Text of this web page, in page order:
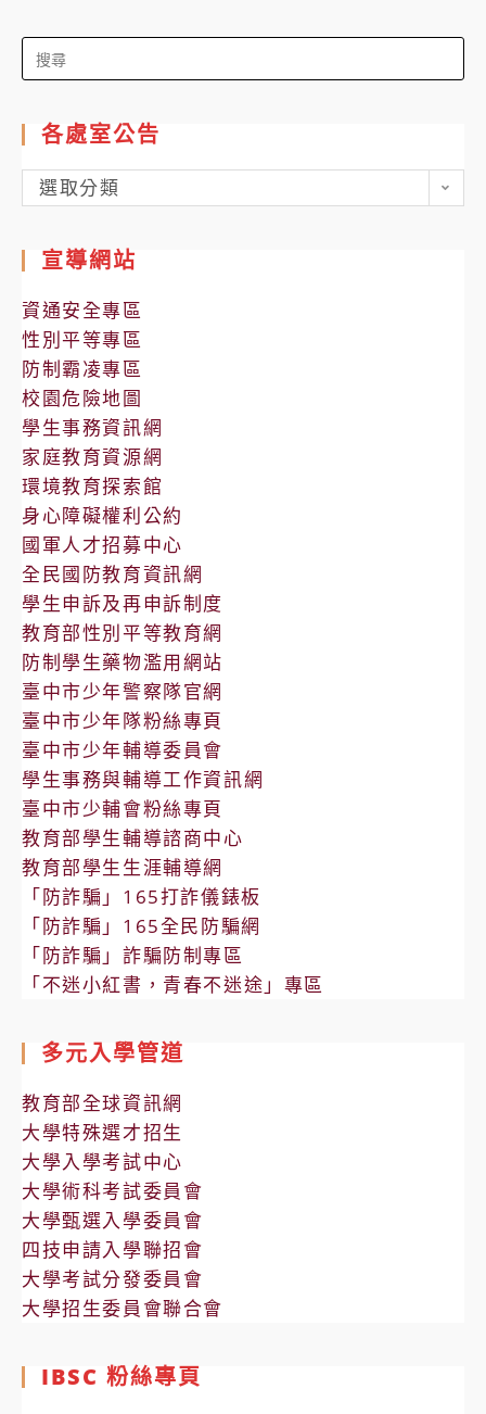
Search
for:
各處室公告
各
處
公
告
選取分類
宣導網站
資通安全專區
性別平等專區
防制霸凌專區
校園危險地圖
學生事務資訊網
家庭教育資源網
環境教育探索館
身心障礙權利公約
國軍人才招募中心
全民國防教育資訊網
學生申訴及再申訴制度
教育部性別平等教育網
防制學生藥物濫用網站
臺中市少年警察隊官網
臺中市少年隊粉絲專頁
臺中市少年輔導委員會
學生事務與輔導工作資訊網
臺中市少輔會粉絲專頁
教育部學生輔導諮商中心
教育部學生生涯輔導網
「防詐騙」165打詐儀錶板
「防詐騙」165全民防騙網
「防詐騙」詐騙防制專區
「不迷小紅書，青春不迷途」專區
多元入學管道
教育部全球資訊網
大學特殊選才招生
大學入學考試中心
大學術科考試委員會
大學甄選入學委員會
四技申請入學聯招會
大學考試分發委員會
大學招生委員會聯合會
IBSC 粉絲專頁